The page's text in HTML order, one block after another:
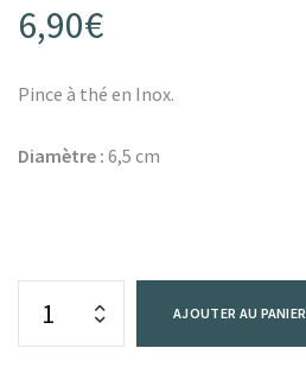
6,90€
Pince à thé en Inox.
Diamètre : 6,5 cm
AJOUTER AU PANIER